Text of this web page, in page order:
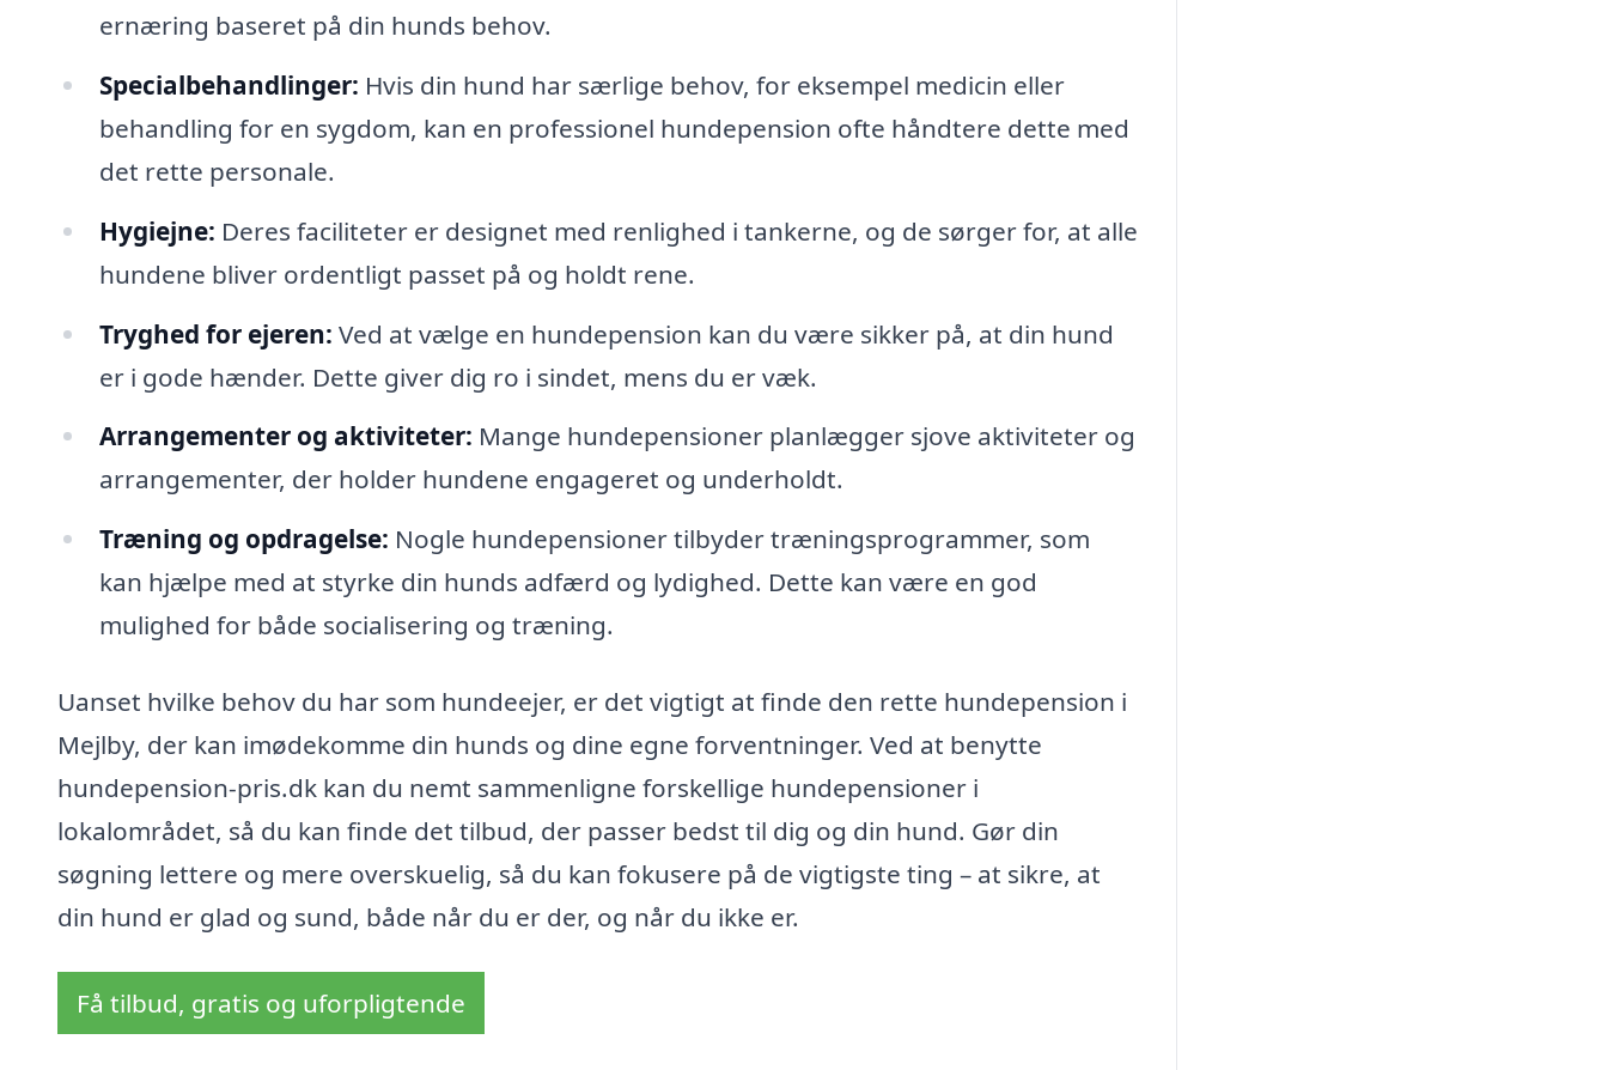
ernæring baseret på din hunds behov.
Specialbehandlinger: Hvis din hund har særlige behov, for eksempel medicin eller
behandling for en sygdom, kan en professionel hundepension ofte håndtere dette med
det rette personale.
Hygiejne: Deres faciliteter er designet med renlighed i tankerne, og de sørger for, at alle
hundene bliver ordentligt passet på og holdt rene.
Tryghed for ejeren: Ved at vælge en hundepension kan du være sikker på, at din hund
er i gode hænder. Dette giver dig ro i sindet, mens du er væk.
Arrangementer og aktiviteter: Mange hundepensioner planlægger sjove aktiviteter og
arrangementer, der holder hundene engageret og underholdt.
Træning og opdragelse: Nogle hundepensioner tilbyder træningsprogrammer, som
kan hjælpe med at styrke din hunds adfærd og lydighed. Dette kan være en god
mulighed for både socialisering og træning.
Uanset hvilke behov du har som hundeejer, er det vigtigt at finde den rette hundepension i
Mejlby, der kan imødekomme din hunds og dine egne forventninger. Ved at benytte
hundepension-pris.dk kan du nemt sammenligne forskellige hundepensioner i
lokalområdet, så du kan finde det tilbud, der passer bedst til dig og din hund. Gør din
søgning lettere og mere overskuelig, så du kan fokusere på de vigtigste ting – at sikre, at
din hund er glad og sund, både når du er der, og når du ikke er.
Få tilbud, gratis og uforpligtende